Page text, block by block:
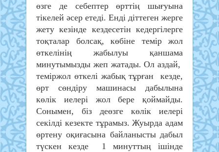
өзге де себептер өрттің шығуына
тікелей әсер етеді. Енді діттеген жерге
жету кезінде кездесетін кедергілерге
тоқталар болсақ, көбіне темір жол
өткелінің жабылуы қаншама
минутымызды жеп жатады. Ол аздай,
теміржол өткелі жабық тұрған кезде,
өрт сөндіру машинасы дабылына
көлік иелері жол бере қоймайды.
Сонымен, біз деөзге көлік иелері
секілді кезекте тұрамыз. Жуырда адам
өртену оқиғасына байланысты дабыл
түскен кезде 1 минуттың ішінде